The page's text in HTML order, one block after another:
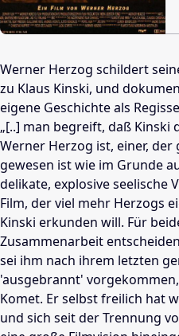
Werner Herzog schildert
zu Klaus Kinski, und
eigene Geschichte als
„[..] man begreift, daß Kinski
Werner Herzog ist, einer,
gewesen ist wie im Grunde
delikate, explosive seelische
Film, der viel mehr Herzogs
Kinski erkunden will. Für
Zusammenarbeit
sei ihm nach ihrem letzten
'ausgebrannt'
Komet. Er selbst freilich hat
und sich seit der Trennung